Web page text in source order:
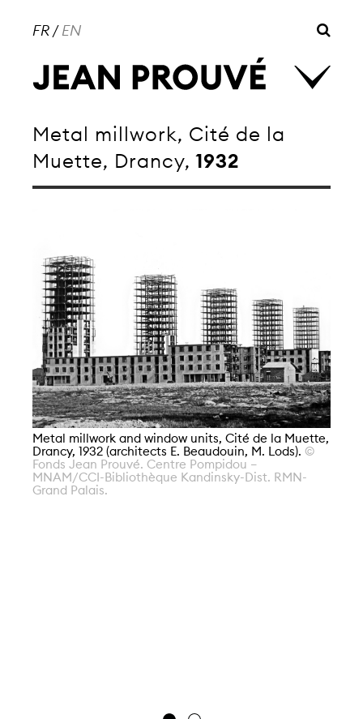
FR/EN
Metal millwork, Cité de la
Muette, Drancy, 1932
Metal millwork and window units, Cité de la Muette,
Drancy, 1932 (architects E. Beaudouin, M. Lods). ©
Fonds Jean Prouvé. Centre Pompidou –
MNAM/CCI-Bibliothèque Kandinsky-Dist. RMN-
Grand Palais.